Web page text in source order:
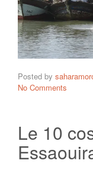
Posted by
No Comments
Le 10